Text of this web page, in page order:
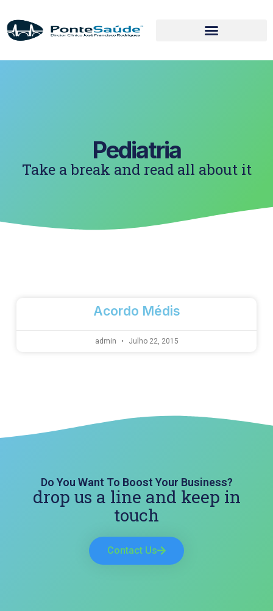
Pediatria
Take a break and read all about it
Acordo Médis
admin Julho 22, 2015
Do You Want To Boost Your Business?
drop us a line and keep in
touch
Contact Us